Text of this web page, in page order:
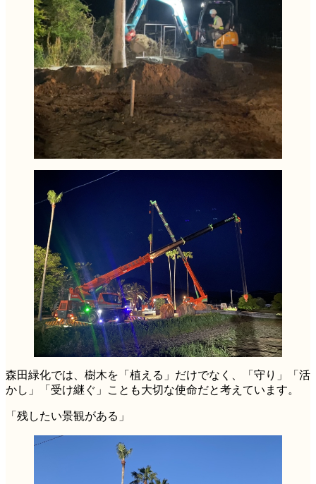
森田緑化では、樹木を「植える」だけでなく、「守り」「活
かし」「受け継ぐ」ことも大切な使命だと考えています。
「残したい景観がある」